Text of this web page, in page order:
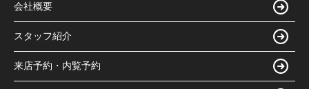
会社概要
スタッフ紹介
来店予約・内覧予約